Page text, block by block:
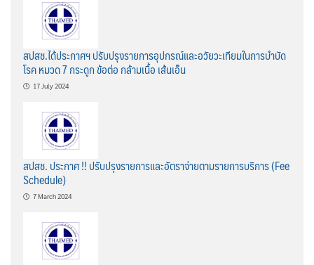
สปสช.ได้ประกาศฯ ปรับปรุงรายการอุปกรณ์และอวัยวะเทียมในการบำบัด
โรค หมวด 7 กระดูก ข้อต่อ กล้ามเนื้อ เส้นเอ็น
17 July 2024
สปสช. ประกาศ !! ปรับปรุงรายการและอัตราจ่ายตามรายการบริการ (Fee
Schedule)
7 March 2024